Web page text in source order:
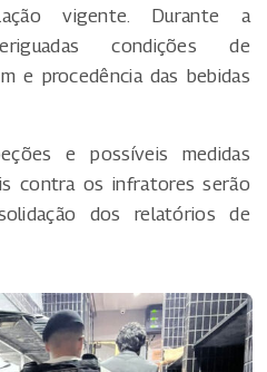
vigente. Durante a
condições de
e procedência das bebidas
e possíveis medidas
contra os infratores serão
dos relatórios de